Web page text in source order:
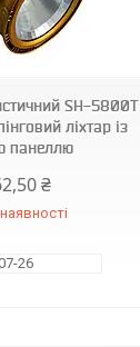
SH-5800T
ліхтар із
панеллю
₴
26